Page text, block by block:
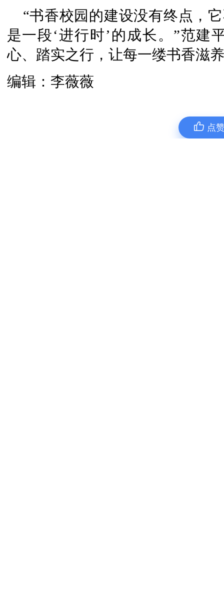
“书香校园的建设没有终点，
是一段‘进行时’的成长。”范建
心、踏实之行，让每一缕书香滋
编辑：李薇薇
点